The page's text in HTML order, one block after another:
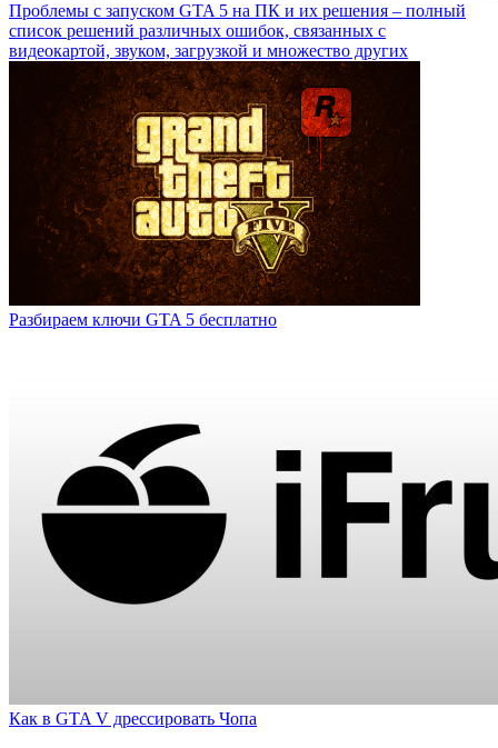
Проблемы с запуском GTA 5 на ПК и их решения – полный
список решений различных ошибок, связанных с
видеокартой, звуком, загрузкой и множество других
Разбираем ключи GTA 5 бесплатно
Как в GTA V дрессировать Чопа